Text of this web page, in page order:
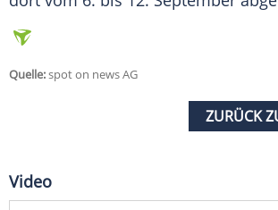
Quelle:spot on news AG
ZURÜCK
Video